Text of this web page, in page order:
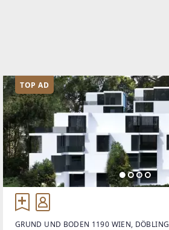
TOP AD
GRUND UND BODEN 1190 WIEN, DÖBLING